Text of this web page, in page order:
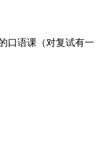
口语课（对复试有一